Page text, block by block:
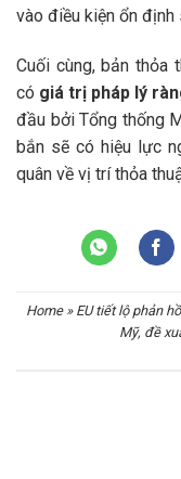
vào điều kiện ổn định
Cuối cùng, bản thỏa
có giá trị pháp lý
đầu bởi Tổng thống
bắn sẽ có hiệu lực
quân về vị trí thỏa
Home» EU tiết lộ phản
Mỹ, đề